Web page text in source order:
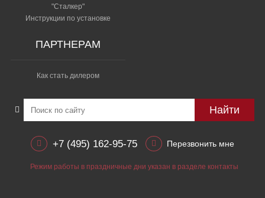
"Сталкер"​
Инструкции по установке
ПАРТНЕРАМ
Как стать дилером
Найти
+7 (495) 162-95-75 Перезвонить мне
Режим работы в праздничные дни указан в разделе контакты